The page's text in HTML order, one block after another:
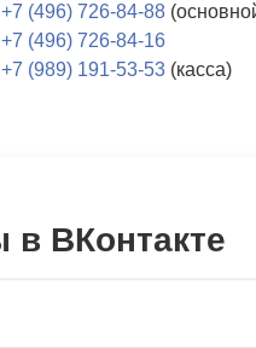
+7 (496) 726-84-88
+7 (496) 726-84-16
+7 (989) 191-53-53 (касса)
ВКонтакте